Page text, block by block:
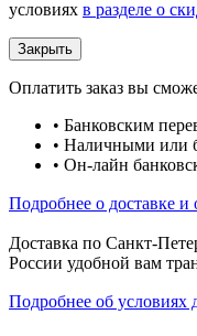
условиях в разделе о
Закрыть
Оплатить заказ вы
• Банковским
• Наличными или
• Он-лайн
Подробнее о доставке и
Доставка по Санкт-
России удобной вам
Подробнее об условиях